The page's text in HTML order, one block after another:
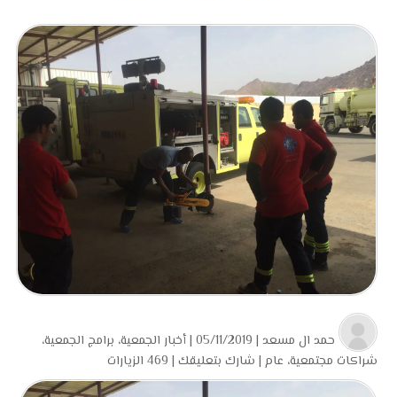
حمد ال مسعد | 05/11/2019 | أخبار الجمعية، برامج الجمعية،
شراكات مجتمعية، عام | شارك بتعليقك | 469 الزيارات